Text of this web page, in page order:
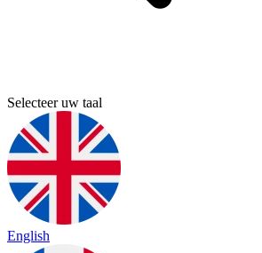
Selecteer uw taal
English